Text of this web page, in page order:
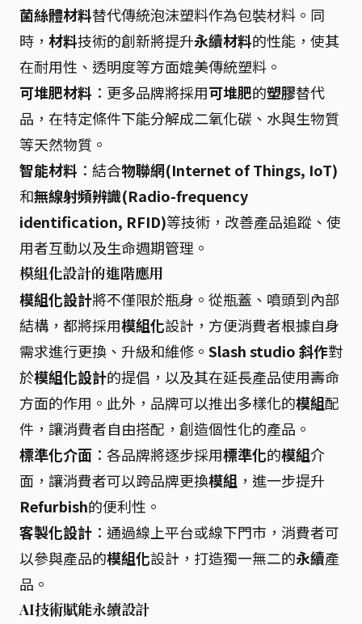
菌絲體材料替代傳統泡沫塑料作為包裝材料。同
時， 材料技術的創新將提升永續材料的性能，使其
在耐用性、透明度等方面媲美傳統塑料。
可堆肥材料 ：更多品牌將採用可堆肥的塑膠替代
品，在特定條件下能分解成二氧化碳、水與生物質
等天然物質。
智能材料 ：結合物聯網(Internet of Things, IoT)
和無線射頻辨識(Radio-frequency
identification, RFID)等技術，改善產品追蹤、使
用者互動以及生命週期管理。
模組化設計的進階應用
模組化設計將不僅限於瓶身。從瓶蓋、噴頭到內部
結構，都將採用模組化設計，方便消費者根據自身
需求進行更換、升級和維修。 Slash studio 斜作對
於模組化設計的提倡，以及其在延長產品使用壽命
方面的作用。此外，品牌可以推出多樣化的模組配
件，讓消費者自由搭配，創造個性化的產品。
標準化介面 ：各品牌將逐步採用標準化的模組介
面，讓消費者可以跨品牌更換模組 ，進一步提升
Refurbish的便利性。
客製化設計 ：通過線上平台或線下門市，消費者可
以參與產品的模組化設計，打造獨一無二的永續產
品。
AI技術賦能永續設計